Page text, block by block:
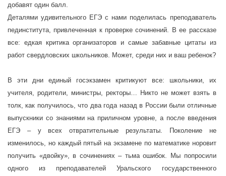
добавят один балл.
Деталями удивительного ЕГЭ с нами поделилась преподаватель
пединститута, привлеченная к проверке сочинений. В ее рассказе
все: едкая критика организаторов и самые забавные цитаты из
работ свердловских школьников. Может, среди них и ваш ребенок?
В эти дни единый госэкзамен критикуют все: школьники, их
учителя, родители, министры, ректоры… Никто не может взять в
толк, как получилось, что два года назад в России были отличные
выпускники со знаниями на приличном уровне, а после введения
ЕГЭ – у всех отвратительные результаты. Поколение не
изменилось, но каждый пятый на экзамене по математике норовит
получить «двойку», в сочинениях – тьма ошибок. Мы попросили
одного из преподавателей Уральского государственного